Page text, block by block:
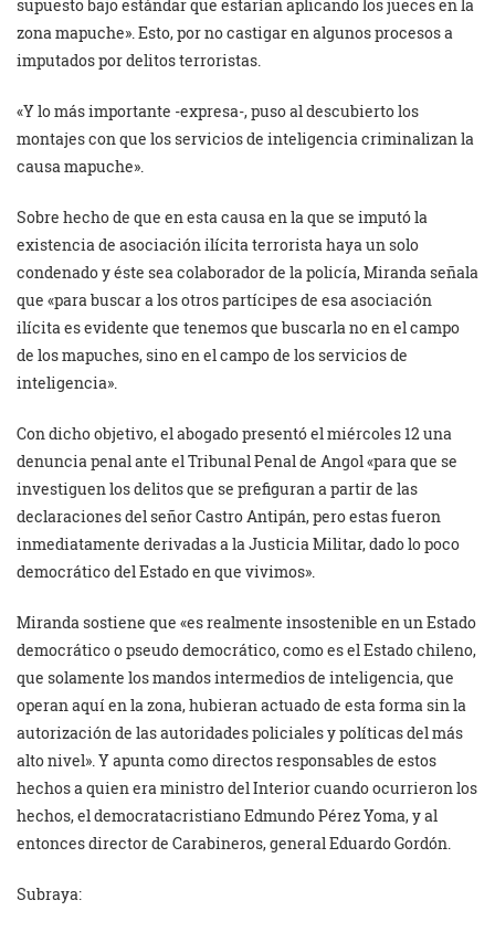
supuesto bajo estándar que estarían aplicando los jueces en la
zona mapuche». Esto, por no castigar en algunos procesos a
imputados por delitos terroristas.
«Y lo más importante -expresa-, puso al descubierto los
montajes con que los servicios de inteligencia criminalizan la
causa mapuche».
Sobre hecho de que en esta causa en la que se imputó la
existencia de asociación ilícita terrorista haya un solo
condenado y éste sea colaborador de la policía, Miranda señala
que «para buscar a los otros partícipes de esa asociación
ilícita es evidente que tenemos que buscarla no en el campo
de los mapuches, sino en el campo de los servicios de
inteligencia».
Con dicho objetivo, el abogado presentó el miércoles 12 una
denuncia penal ante el Tribunal Penal de Angol «para que se
investiguen los delitos que se prefiguran a partir de las
declaraciones del señor Castro Antipán, pero estas fueron
inmediatamente derivadas a la Justicia Militar, dado lo poco
democrático del Estado en que vivimos».
Miranda sostiene que «es realmente insostenible en un Estado
democrático o pseudo democrático, como es el Estado chileno,
que solamente los mandos intermedios de inteligencia, que
operan aquí en la zona, hubieran actuado de esta forma sin la
autorización de las autoridades policiales y políticas del más
alto nivel». Y apunta como directos responsables de estos
hechos a quien era ministro del Interior cuando ocurrieron los
hechos, el democratacristiano Edmundo Pérez Yoma, y al
entonces director de Carabineros, general Eduardo Gordón.
Subraya: